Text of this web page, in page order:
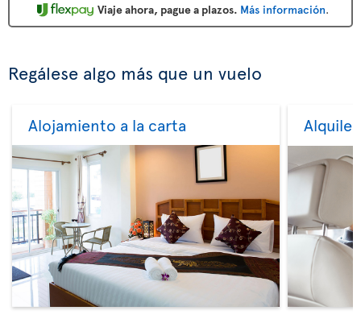
Viaje ahora, pague a plazos. Más información.
Regálese algo más que un vuelo
Alojamiento a la carta